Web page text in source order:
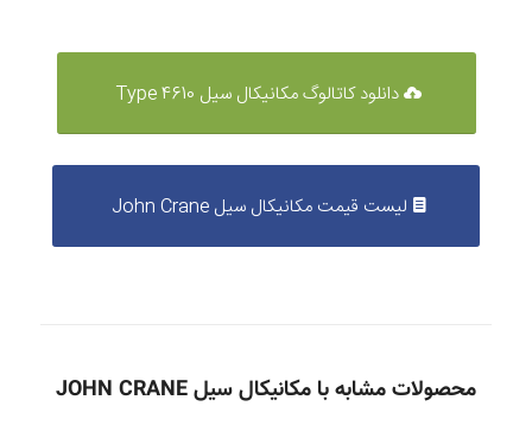
دانلود کاتالوگ مکانیکال سیل Type 4610
لیست قیمت مکانیکال سیل John Crane
محصولات مشابه با مکانیکال سیل JOHN CRANE